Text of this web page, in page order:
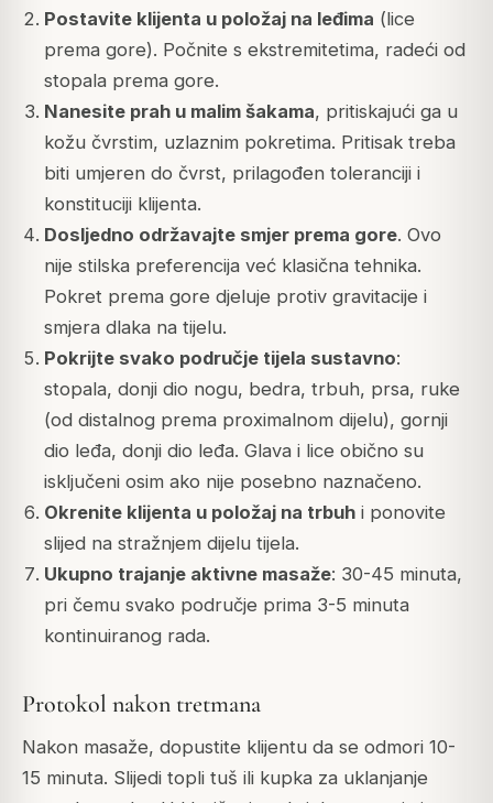
Postavite klijenta u položaj na leđima (lice
prema gore). Počnite s ekstremitetima, radeći od
stopala prema gore.
Nanesite prah u malim šakama, pritiskajući ga u
kožu čvrstim, uzlaznim pokretima. Pritisak treba
biti umjeren do čvrst, prilagođen toleranciji i
konstituciji klijenta.
Dosljedno održavajte smjer prema gore. Ovo
nije stilska preferencija već klasična tehnika.
Pokret prema gore djeluje protiv gravitacije i
smjera dlaka na tijelu.
Pokrijte svako područje tijela sustavno:
stopala, donji dio nogu, bedra, trbuh, prsa, ruke
(od distalnog prema proximalnom dijelu), gornji
dio leđa, donji dio leđa. Glava i lice obično su
isključeni osim ako nije posebno naznačeno.
Okrenite klijenta u položaj na trbuhi ponovite
slijed na stražnjem dijelu tijela.
Ukupno trajanje aktivne masaže: 30-45 minuta,
pri čemu svako područje prima 3-5 minuta
kontinuiranog rada.
Protokol nakon tretmana
Nakon masaže, dopustite klijentu da se odmori 10-
15 minuta. Slijedi topli tuš ili kupka za uklanjanje